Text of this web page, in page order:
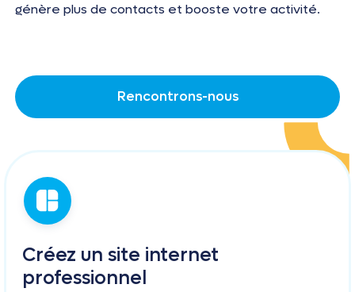
génère plus de contacts et booste votre activité.
Rencontrons-nous
Créez un site internet
professionnel